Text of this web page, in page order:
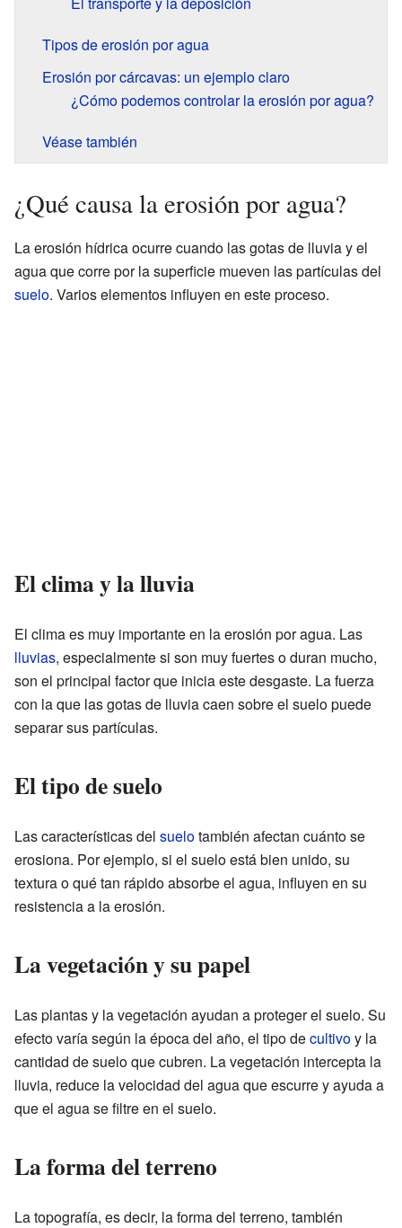
Tipos de erosión por agua
Erosión por cárcavas: un ejemplo claro
¿Cómo podemos controlar la erosión por agua?
Véase también
¿Qué causa la erosión por agua?
La erosión hídrica ocurre cuando las gotas de lluvia y el
agua que corre por la superficie mueven las partículas del
suelo. Varios elementos influyen en este proceso.
El clima y la lluvia
El clima es muy importante en la erosión por agua. Las
lluvias, especialmente si son muy fuertes o duran mucho,
son el principal factor que inicia este desgaste. La fuerza
con la que las gotas de lluvia caen sobre el suelo puede
separar sus partículas.
El tipo de suelo
Las características del suelotambién afectan cuánto se
erosiona. Por ejemplo, si el suelo está bien unido, su
textura o qué tan rápido absorbe el agua, influyen en su
resistencia a la erosión.
La vegetación y su papel
Las plantas y la vegetación ayudan a proteger el suelo. Su
efecto varía según la época del año, el tipo decultivoy la
cantidad de suelo que cubren. La vegetación intercepta la
lluvia, reduce la velocidad del agua que escurre y ayuda a
que el agua se filtre en el suelo.
La forma del terreno
La topografía, es decir, la forma del terreno, también